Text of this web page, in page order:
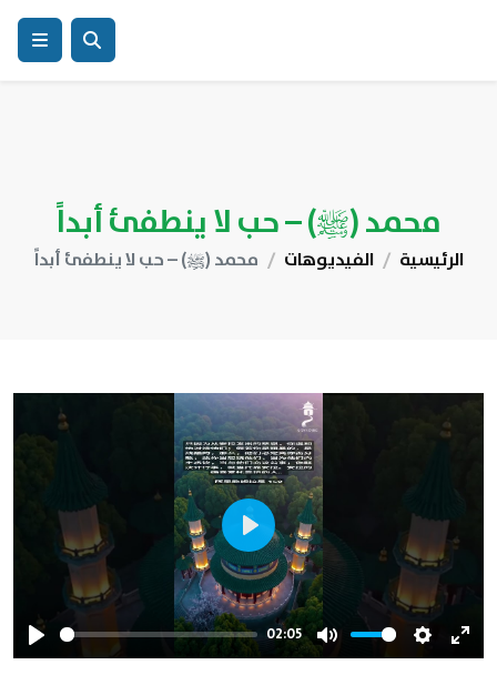
محمد (ﷺ) – حب لا ينطفئ أبداً
الرئيسية الفيديوهات محمد (ﷺ) – حب لا ينطفئ أبداً
Play
02:05
Mute Settings
Play